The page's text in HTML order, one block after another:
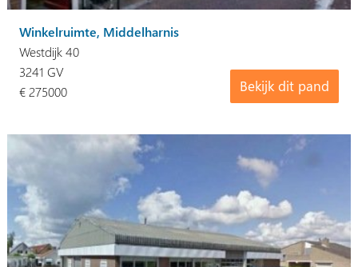
Winkelruimte, Middelharnis
Westdijk 40
Bekijk dit pand
3241 GV
€ 275000